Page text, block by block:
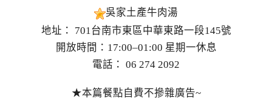
吳家土產牛肉湯
地址： 701台南市東區中華東路一段145號
開放時間：17:00–01:00 星期一休息
電話： 06 274 2092
★本篇餐點自費不摻雜廣告~